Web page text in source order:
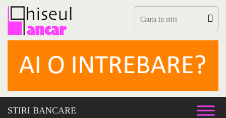
Skip
STIRI BANCARE